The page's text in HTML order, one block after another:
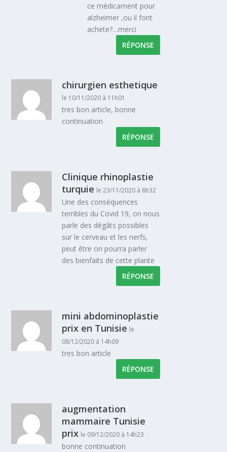
ce médicament pour
alzheimer ,ou il font
achete?…merci
RÉPONSE
chirurgien esthetique
le 10/11/2020 à 11h01
tres bon article, bonne
continuation
RÉPONSE
Clinique rhinoplastie
turquie le 23/11/2020 à 8h32
Une des conséquences
terribles du Covid 19, on nous
parle des dégâts possibles
sur le cerveau et les nerfs,
peut être on pourra parler
des bienfaits de cette plante
RÉPONSE
mini abdominoplastie
prix en Tunisie le
08/12/2020 à 14h09
tres bon article
RÉPONSE
augmentation
mammaire Tunisie
prix le 09/12/2020 à 14h23
bonne continuation